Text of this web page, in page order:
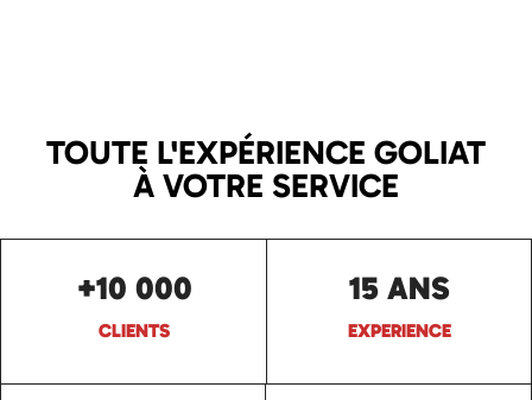
TOUTE L'EXPÉRIENCE GOLIAT
À VOTRE SERVICE
+10 000
CLIENTS
15 ANS
EXPERIENCE